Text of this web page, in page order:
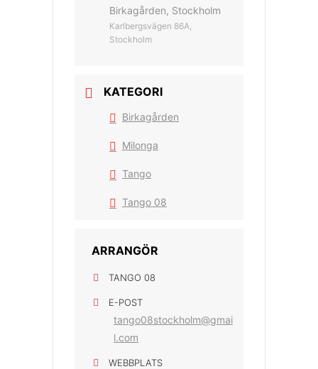
Birkagården, Stockholm
Karlbergsvägen 86A,
Stockholm
KATEGORI
Birkagården
Milonga
Tango
Tango 08
ARRANGÖR
TANGO 08
E-POST
tango08stockholm@gmai
l.com
WEBBPLATS